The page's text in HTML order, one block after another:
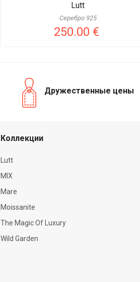
Lutt
Серебро 925
250.00 €
Дружественные цены
Коллекции
Lutt
MIX
Mare
Moissanite
The Magic Of Luxury
Wild Garden